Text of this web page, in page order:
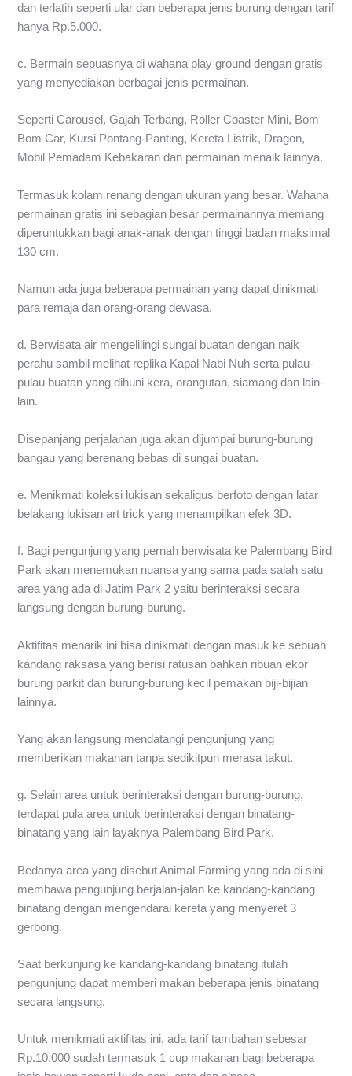
dan terlatih seperti ular dan beberapa jenis burung dengan tarif
hanya Rp.5.000.
c. Bermain sepuasnya di wahana play ground dengan gratis
yang menyediakan berbagai jenis permainan.
Seperti Carousel, Gajah Terbang, Roller Coaster Mini, Bom
Bom Car, Kursi Pontang-Panting, Kereta Listrik, Dragon,
Mobil Pemadam Kebakaran dan permainan menaik lainnya.
Termasuk kolam renang dengan ukuran yang besar. Wahana
permainan gratis ini sebagian besar permainannya memang
diperuntukkan bagi anak-anak dengan tinggi badan maksimal
130 cm.
Namun ada juga beberapa permainan yang dapat dinikmati
para remaja dan orang-orang dewasa.
d. Berwisata air mengelilingi sungai buatan dengan naik
perahu sambil melihat replika Kapal Nabi Nuh serta pulau-
pulau buatan yang dihuni kera, orangutan, siamang dan lain-
lain.
Disepanjang perjalanan juga akan dijumpai burung-burung
bangau yang berenang bebas di sungai buatan.
e. Menikmati koleksi lukisan sekaligus berfoto dengan latar
belakang lukisan art trick yang menampilkan efek 3D.
f. Bagi pengunjung yang pernah berwisata ke Palembang Bird
Park akan menemukan nuansa yang sama pada salah satu
area yang ada di Jatim Park 2 yaitu berinteraksi secara
langsung dengan burung-burung.
Aktifitas menarik ini bisa dinikmati dengan masuk ke sebuah
kandang raksasa yang berisi ratusan bahkan ribuan ekor
burung parkit dan burung-burung kecil pemakan biji-bijian
lainnya.
Yang akan langsung mendatangi pengunjung yang
memberikan makanan tanpa sedikitpun merasa takut.
g. Selain area untuk berinteraksi dengan burung-burung,
terdapat pula area untuk berinteraksi dengan binatang-
binatang yang lain layaknya Palembang Bird Park.
Bedanya area yang disebut Animal Farming yang ada di sini
membawa pengunjung berjalan-jalan ke kandang-kandang
binatang dengan mengendarai kereta yang menyeret 3
gerbong.
Saat berkunjung ke kandang-kandang binatang itulah
pengunjung dapat memberi makan beberapa jenis binatang
secara langsung.
Untuk menikmati aktifitas ini, ada tarif tambahan sebesar
Rp.10.000 sudah termasuk 1 cup makanan bagi beberapa